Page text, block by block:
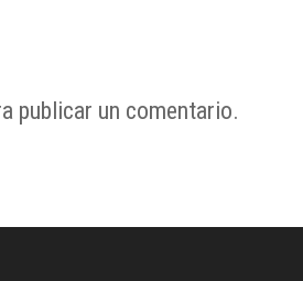
publicar un comentario.